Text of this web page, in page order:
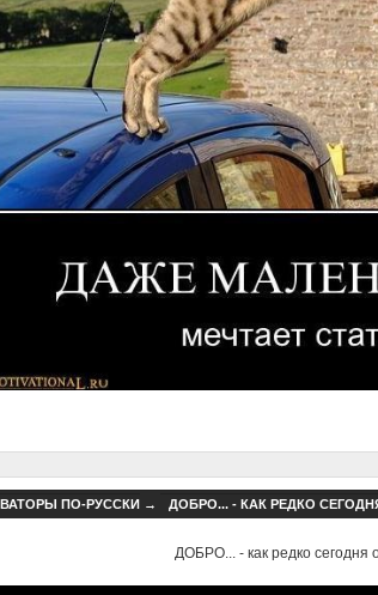
ПО-РУССКИ→ ДОБРО... - КАК РЕДКО
ДОБРО... - как редко сегодня